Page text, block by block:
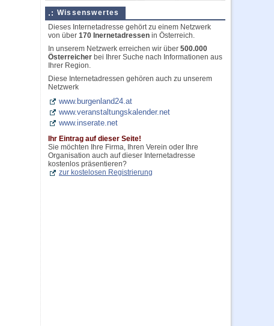
Wissenswertes
Dieses Internetadresse gehört zu einem Netzwerk
von über 170 Inernetadressen in Österreich.
In unserem Netzwerk erreichen wir über 500.000
Österreicher bei Ihrer Suche nach Informationen aus
Ihrer Region.
Diese Internetadressen gehören auch zu unserem
Netzwerk
www.burgenland24.at
www.veranstaltungskalender.net
www.inserate.net
Ihr Eintrag auf dieser Seite!
Sie möchten Ihre Firma, Ihren Verein oder Ihre
Organisation auch auf dieser Internetadresse
kostenlos präsentieren?
zur kostelosen Registrierung